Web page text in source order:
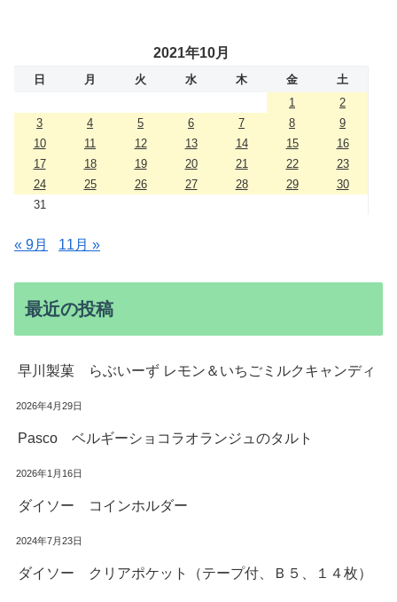
2021年10月
日 月 火 水 木 金
土
1
2
3
4 5 6 7 8
9
10
11 12 13 14 15
16
17
18 19 20 21 22
23
24
25 26 27 28 29
30
31
« 9月 11月 »
最近の投稿
早川製菓 らぶいーず レモン＆いちごミルクキャンディ
2026年4月29日
Pasco ベルギーショコラオランジュのタルト
2026年1月16日
ダイソー コインホルダー
2024年7月23日
ダイソー クリアポケット（テープ付、Ｂ５、１４枚）